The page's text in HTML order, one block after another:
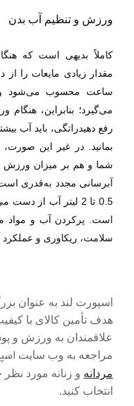
ورزش و تنظیم آب بدن
کاملاً بدیهی است که
مقدار زیادی مایعات را از
ساعت محسوب می‌شود و
می‌گیرد؛ بنابراین،
رفع دهیدراتگی، باید آب
بمانید. در غیر این
شما و هم بر میزان ورزش
آبرسانی مجدد به‌قدری
0.5 تا 2 لیتر آب از
است. پرکردن آب و مواد
سلامت، ریکاوری و عملکرد
اسپورت لند به عنوان
هدف تأمین کالای با
علاقمندان به ورزش و
مراجعه به وب سایت
مردانه و زنانه مورد
انتخاب کنید.